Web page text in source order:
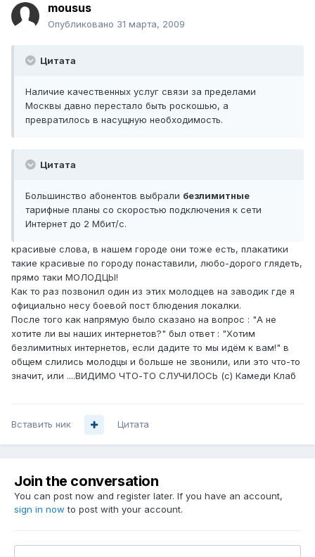
mousus
Опубликовано 31 марта, 2009
Цитата
Наличие качественных услуг связи за пределами
Москвы давно перестало быть роскошью, а
превратилось в насущную необходимость.
Цитата
Большинство абонентов выбрали безлимитные
тарифные планы со скоростью подключения к сети
Интернет до 2 Мбит/с.
красивые слова, в нашем городе они тоже есть, плакатики
такие красивые по городу понаставили, любо-дорого глядеть,
прямо таки МОЛОДЦЫ!
Как то раз позвонил один из этих молодцев на заводик где я
официально несу боевой пост блюдения локалки.
После того как напрямую было сказано на вопрос : "А не
хотите ли вы наших интернетов?" был ответ : "Хотим
безлимитных интернетов, если дадите то мы идём к вам!" в
общем слились молодцы и больше не звонили, или это что-то
значит, или ....ВИДИМО ЧТО-ТО СЛУЧИЛОСЬ (с) Камеди Клаб
Вставить ник Цитата
Join the conversation
You can post now and register later. If you have an account,
sign in now to post with your account.